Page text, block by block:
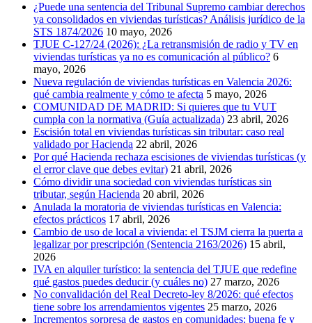
¿Puede una sentencia del Tribunal Supremo cambiar derechos
ya consolidados en viviendas turísticas? Análisis jurídico de la
STS 1874/2026 10 mayo, 2026
TJUE C-127/24 (2026): ¿La retransmisión de radio y TV en
viviendas turísticas ya no es comunicación al público? 6
mayo, 2026
Nueva regulación de viviendas turísticas en Valencia 2026:
qué cambia realmente y cómo te afecta 5 mayo, 2026
COMUNIDAD DE MADRID: Si quieres que tu VUT
cumpla con la normativa (Guía actualizada) 23 abril, 2026
Escisión total en viviendas turísticas sin tributar: caso real
validado por Hacienda 22 abril, 2026
Por qué Hacienda rechaza escisiones de viviendas turísticas (y
el error clave que debes evitar) 21 abril, 2026
Cómo dividir una sociedad con viviendas turísticas sin
tributar, según Hacienda 20 abril, 2026
Anulada la moratoria de viviendas turísticas en Valencia:
efectos prácticos 17 abril, 2026
Cambio de uso de local a vivienda: el TSJM cierra la puerta a
legalizar por prescripción (Sentencia 2163/2026) 15 abril,
2026
IVA en alquiler turístico: la sentencia del TJUE que redefine
qué gastos puedes deducir (y cuáles no) 27 marzo, 2026
No convalidación del Real Decreto-ley 8/2026: qué efectos
tiene sobre los arrendamientos vigentes 25 marzo, 2026
Incrementos sorpresa de gastos en comunidades: buena fe y